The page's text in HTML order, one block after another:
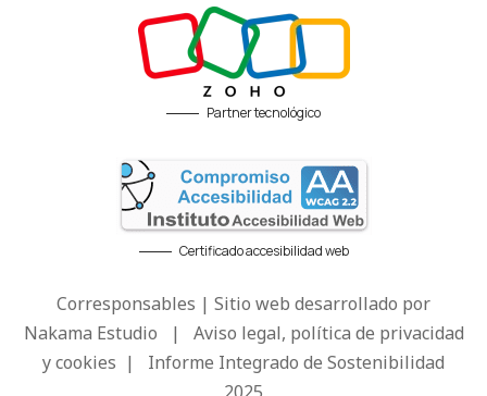
Partner tecnológico
Certificado accesibilidad web
Corresponsables | Sitio web desarrollado por
Nakama Estudio | Aviso legal, política de privacidad
y cookies | Informe Integrado de Sostenibilidad